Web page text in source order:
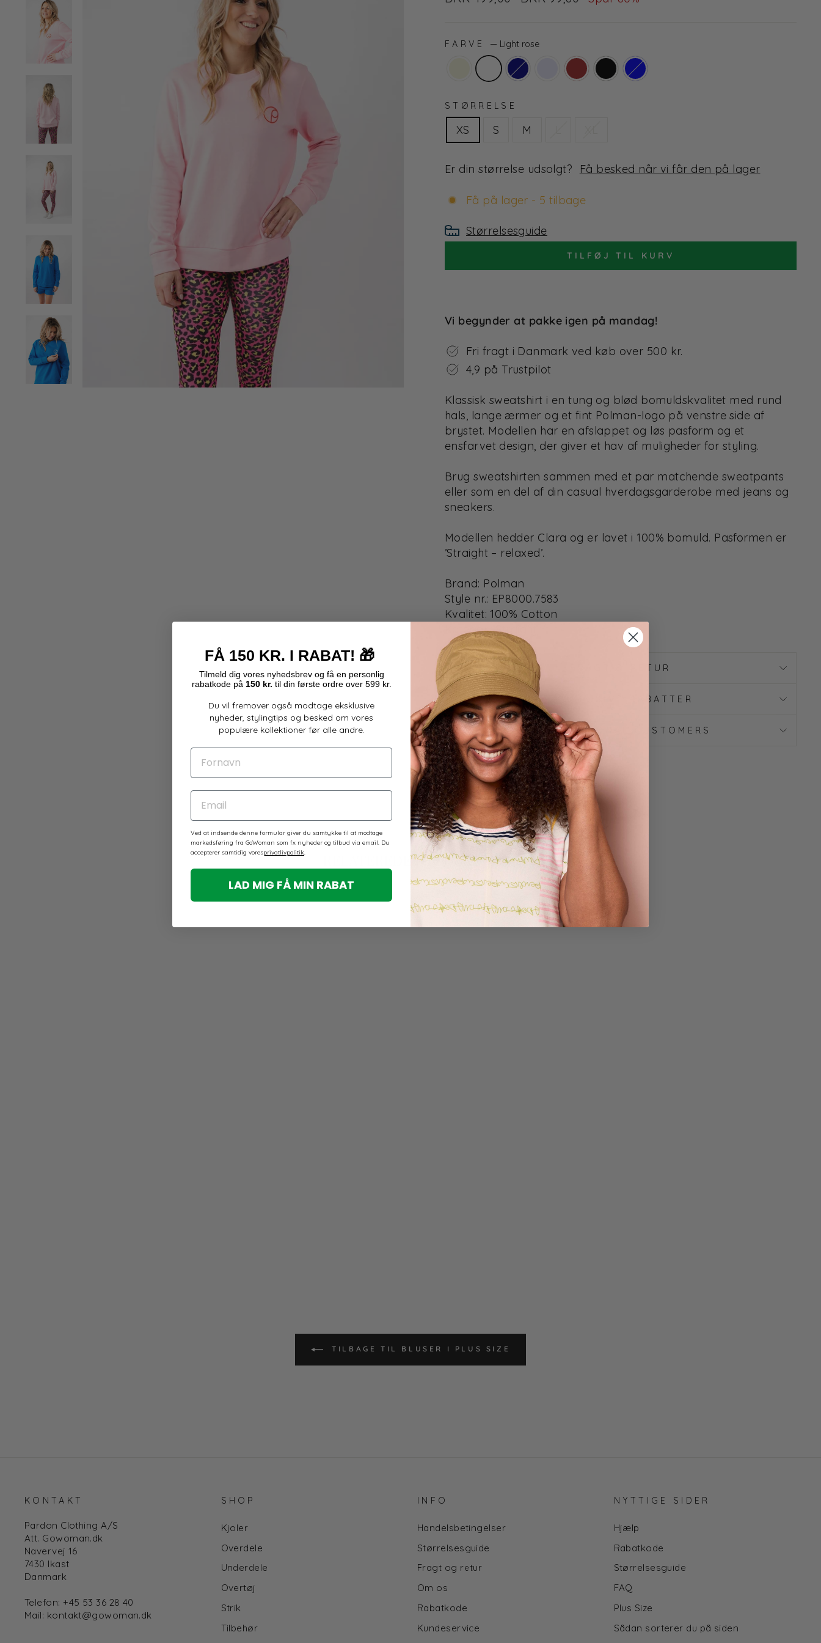
FARVE — Light rose
STØRRELSE
XS S M
Er din størrelse udsolgt? Få besked når vi får den på lager
Få på lager - 5 tilbage
Størrelsesguide
TILFØJ TIL KURV
Vi begynder at pakke igen på mandag!
Fri fragt i Danmark ved køb over 500 kr.
4,9 på Trustpilot
Klassisk sweatshirt i en tung og blød bomuldskvalitet med rund
hals, lange ærmer og et fint Polman-logo på venstre side af
brystet. Modellen har en afslappet og løs pasform og et
ensfarvet design, der giver et hav af muligheder for styling.
Brug sweatshirten sammen med et par matchende sweatpants
eller som en del af din casual hverdagsgarderobe med jeans og
sneakers.
Modellen hedder Clara og er lavet i 100% bomuld. Pasformen er
’Straight – relaxed’.
Brand: Polman
Style nr.: EP8000.7583
Kvalitet: 100% Cotton
Kategori: Straight
FRAGT & RETUR
EKSKLUSIVE RABATTER
INTERNATIONAL CUSTOMERS
RELATEREDE PRODUKTER
TILBAGE TIL BLUSER I PLUS SIZE
KONTAKT
Pardon Clothing A/S
Att. Gowoman.dk
Navervej 16
7430 Ikast
Danmark
Telefon: +45 53 36 28 40
Mail: kontakt@gowoman.dk
SHOP
Kjoler
Overdele
Underdele
Overtøj
Strik
Tilbehør
INFO
Handelsbetingelser
Størrelsesguide
Fragt og retur
Om os
Rabatkode
Kundeservice
NYTTIGE SIDER
Hjælp
Rabatkode
Størrelsesguide
FAQ
Plus Size
Sådan sorterer du på siden
FÅ 150 KR. I RABAT! 🎁
Tilmeld dig voresnyhedsbrev og få en personlig
rabatkode på 150 kr. til din første ordre over 599 kr.
Du vil fremover også modtage eksklusive
nyheder, stylingtips og besked om vores
populære kollektioner før alle andre.
FORNAVN
EMAIL
Ved at indsende denne formular giver du samtykke til at modtage
markedsføring fra GoWoman som fx nyheder og tilbud via email. Du
accepterer samtidig voresprivatlivpolitik
LAD MIG FÅ MIN RABAT